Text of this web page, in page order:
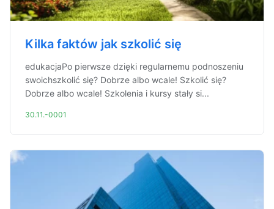
Kilka faktów jak szkolić się
edukacjaPo pierwsze dzięki regularnemu podnoszeniu
swoichszkolić się? Dobrze albo wcale! Szkolić się?
Dobrze albo wcale! Szkolenia i kursy stały si...
30.11.-0001